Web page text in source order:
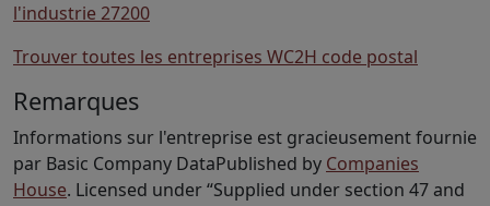
l'industrie 27200
Trouver toutes les entreprises WC2H code postal
Remarques
Informations sur l'entreprise est gracieusement fournie
par Basic Company DataPublished by Companies
House. Licensed under “Supplied under section 47 and